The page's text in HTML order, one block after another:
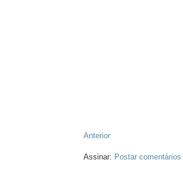
Anterior
Assinar: Postar